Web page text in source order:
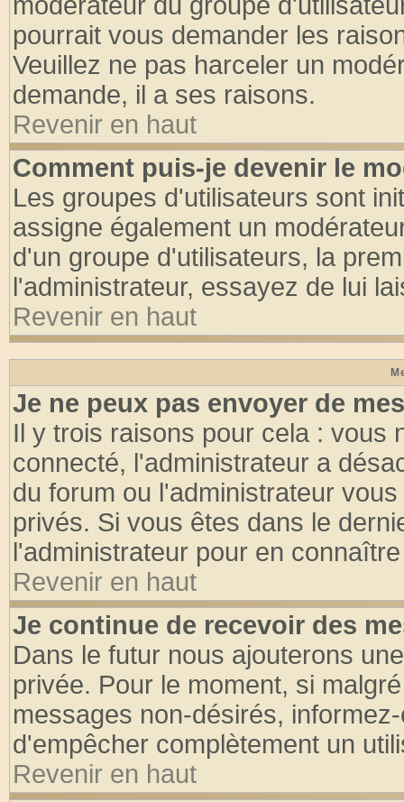
pourrait vous demander les
Veuillez ne pas harceler un
demande, il a ses raisons.
Revenir en haut
Comment puis-je devenir le
Les groupes d'utilisateurs sont
assigne également un
d'un groupe d'utilisateurs, la
l'administrateur, essayez de lui
Revenir en haut
Je ne peux pas envoyer de
Il y trois raisons pour cela : vous
connecté, l'administrateur a
du forum ou l'administrateur
privés. Si vous êtes dans le
l'administrateur pour en
Revenir en haut
Je continue de recevoir des
Dans le futur nous ajouterons
privée. Pour le moment, si
messages non-désirés,
d'empêcher complètement un
Revenir en haut